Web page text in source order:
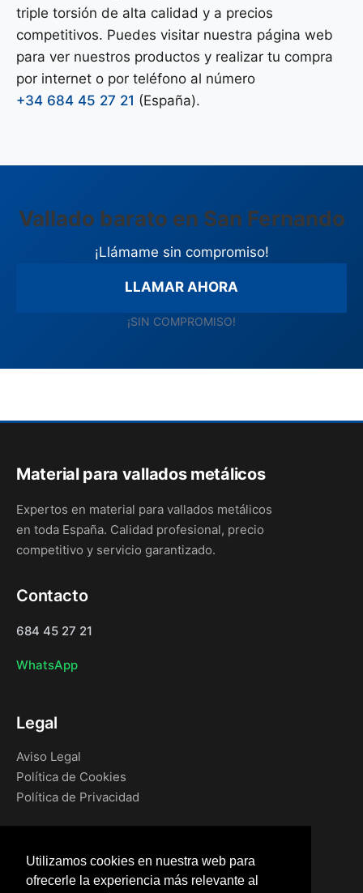
Utilizamos cookies en nuestra web para
ofrecerle la experiencia más relevante al
triple torsión de alta calidad y a precios
competitivos. Puedes visitar nuestra página web
para ver nuestros productos y realizar tu compra
por internet o por teléfono al número
+34 684 45 27 21 (España).
Vallado barato en San Fernando
¡Llámame sin compromiso!
LLAMAR AHORA
¡SIN COMPROMISO!
Material para vallados metálicos
Expertos en material para vallados metálicos
en toda España. Calidad profesional, precio
competitivo y servicio garantizado.
Contacto
684 45 27 21
WhatsApp
Legal
Aviso Legal
Política de Cookies
Política de Privacidad
Inicio